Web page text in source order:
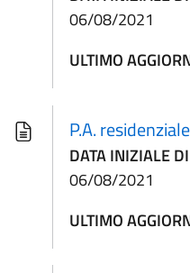
06/08/2021
ULTIMO
P.A.
DATA INIZIALE
06/08/2021
ULTIMO